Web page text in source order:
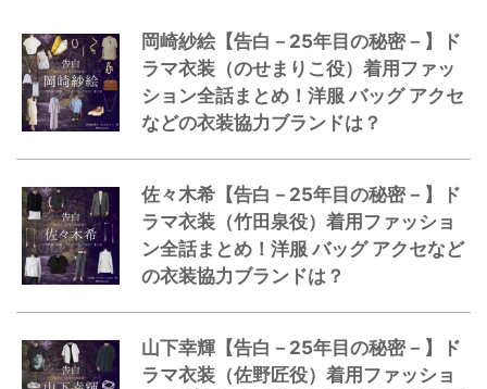
岡崎紗絵【告白－25年目の秘密－】ド
ラマ衣装（のせまりこ役）着用ファッ
ション全話まとめ！洋服 バッグ アクセ
などの衣装協力ブランドは？
佐々木希【告白－25年目の秘密－】ド
ラマ衣装（竹田泉役）着用ファッショ
ン全話まとめ！洋服 バッグ アクセなど
の衣装協力ブランドは？
山下幸輝【告白－25年目の秘密－】ド
ラマ衣装（佐野匠役）着用ファッショ